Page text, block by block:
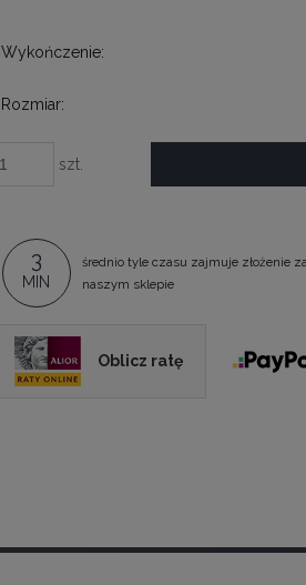
Wykończenie:
Rozmiar:
szt.
3
MIN
średnio tyle czasu zajmuje złożenie
naszym sklepie
Oblicz ratę